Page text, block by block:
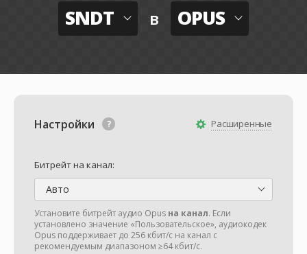
SNDT в OPUS
Расширенные
Настройки
Битрейт на канал:
Авто
Установите битрейт аудио Opus на канал. Если
установлено значение «Пользовательское», аудиокодек
Opus поддерживает до 256 кбит/с на канал с
рекомендуемым диапазоном ≥64 кбит/с.